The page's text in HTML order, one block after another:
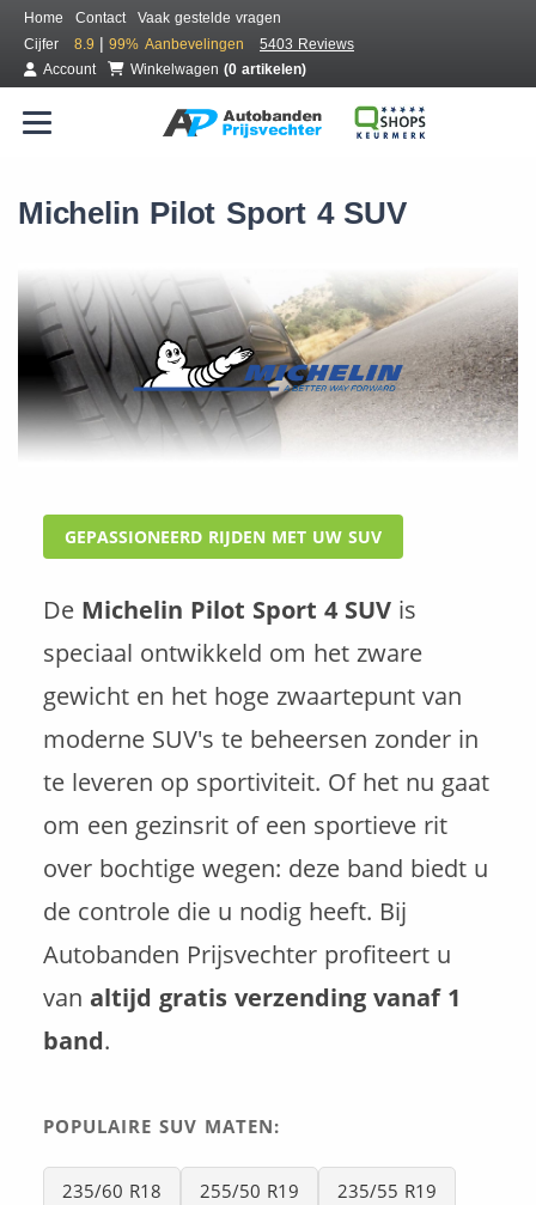
Home Contact
Vaak gestelde vragen
Cijfer
8.9 | 99% Aanbevelingen
5403 Reviews
Account
Winkelwagen (0 artikelen)
Michelin Pilot Sport 4 SUV
GEPASSIONEERD RIJDEN MET UW SUV
De Michelin Pilot Sport 4 SUVis
speciaal ontwikkeld om het zware
gewicht en het hoge zwaartepunt van
moderne SUV's te beheersen zonder in
te leveren op sportiviteit. Of het nu gaat
om een gezinsrit of een sportieve rit
over bochtige wegen: deze band biedt u
de controle die u nodig heeft. Bij
Autobanden Prijsvechter profiteert u
van altijd gratis verzending vanaf 1
band.
POPULAIRE SUV MATEN:
235/60 R18 255/50 R19 235/55 R19